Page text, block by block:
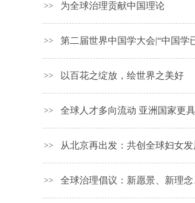
>> 为全球治理贡献中国理论
>> 第二届世界中国学大会|“中国学
>> 以百花之绽放，绘世界之美好
>> 全球人才多向流动 亚洲国家更
>> 从北京再出发：共创全球妇女
>> 全球治理倡议：新愿景、新理